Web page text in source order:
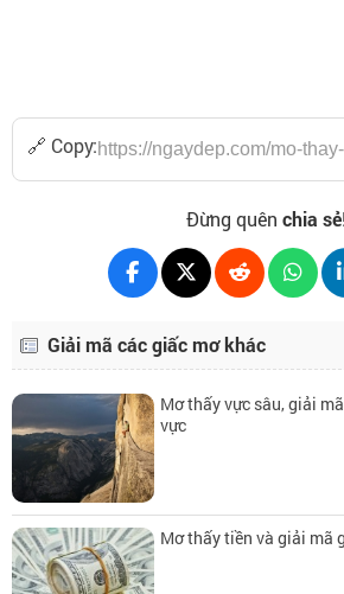
🔗 Copy:
Đừng quên chia sẻ!
Giải mã các giấc mơ khác
Mơ thấy vực sâu, giải
vực
Mơ thấy tiền và giải mã